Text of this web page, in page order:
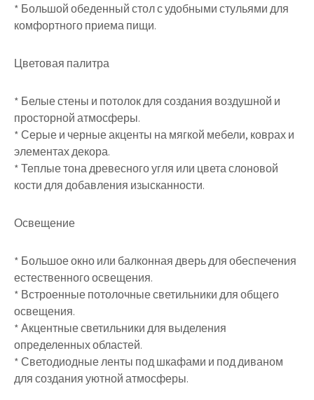
* Большой обеденный стол с удобными стульями для
комфортного приема пищи.
Цветовая палитра
* Белые стены и потолок для создания воздушной и
просторной атмосферы.
* Серые и черные акценты на мягкой мебели, коврах и
элементах декора.
* Теплые тона древесного угля или цвета слоновой
кости для добавления изысканности.
Освещение
* Большое окно или балконная дверь для обеспечения
естественного освещения.
* Встроенные потолочные светильники для общего
освещения.
* Акцентные светильники для выделения
определенных областей.
* Светодиодные ленты под шкафами и под диваном
для создания уютной атмосферы.